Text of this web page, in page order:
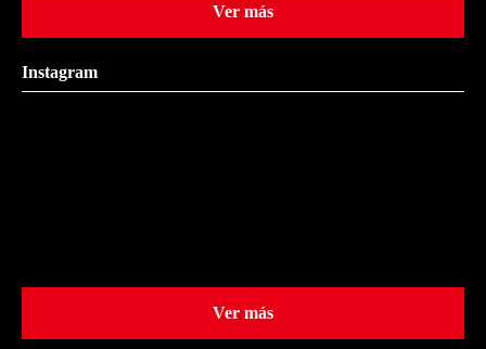
Ver más
Instagram
Ver más